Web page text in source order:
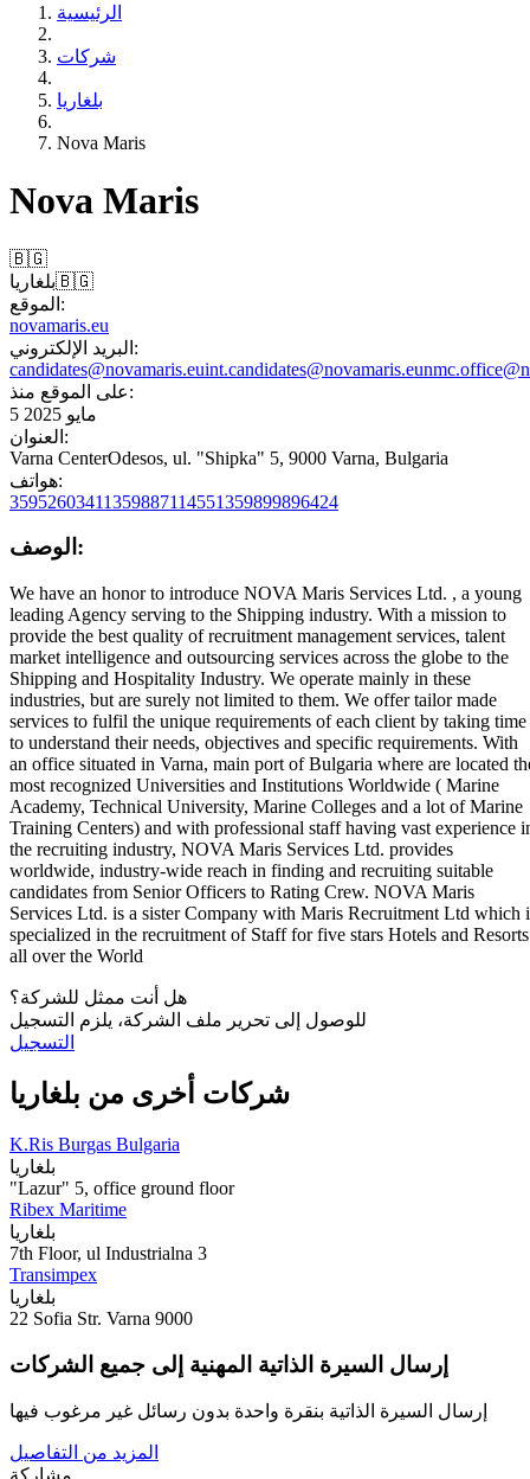
الرئيسية
شركات
بلغاريا
Nova Maris
Nova Maris
🇧🇬
بلغاريا🇧🇬
الموقع:
novamaris.eu
البريد الإلكتروني:
candidates@novamaris.euint.candidates@novamaris.eu
على الموقع منذ:
5 مايو 2025
العنوان:
Varna CenterOdesos, ul. "Shipka" 5, 9000 Varna, Bulgaria
هواتف:
35952603411359887114551359899896424
الوصف:
We have an honor to introduce NOVA Maris Services Ltd. , a young
leading Agency serving to the Shipping industry. With a mission to
provide the best quality of recruitment management services, talent
market intelligence and outsourcing services across the globe to the
Shipping and Hospitality Industry. We operate mainly in these
industries, but are surely not limited to them. We offer tailor made
services to fulfil the unique requirements of each client by taking time
to understand their needs, objectives and specific requirements. With
an office situated in Varna, main port of Bulgaria where are located
most recognized Universities and Institutions Worldwide ( Marine
Academy, Technical University, Marine Colleges and a lot of Marine
Training Centers) and with professional staff having vast experience
the recruiting industry, NOVA Maris Services Ltd. provides
worldwide, industry-wide reach in finding and recruiting suitable
candidates from Senior Officers to Rating Crew. NOVA Maris
Services Ltd. is a sister Company with Maris Recruitment Ltd which
specialized in the recruitment of Staff for five stars Hotels and Resorts
all over the World
هل أنت ممثل للشركة؟
للوصول إلى تحرير ملف الشركة، يلزم التسجيل
التسجيل
شركات أخرى من بلغاريا
K.Ris Burgas Bulgaria
بلغاريا
"Lazur" 5, office ground floor
Ribex Maritime
بلغاريا
7th Floor, ul Industrialna 3
Transimpex
بلغاريا
22 Sofia Str. Varna 9000
إرسال السيرة الذاتية المهنية إلى جميع الشركات
إرسال السيرة الذاتية بنقرة واحدة بدون رسائل غير مرغوب فيها
المزيد من التفاصيل